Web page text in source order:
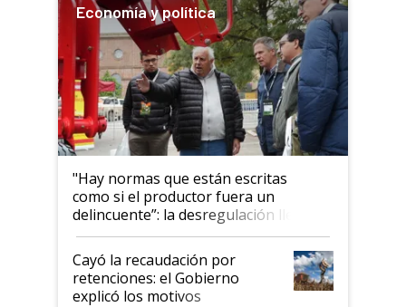
Economía y política
"Hay normas que están escritas
como si el productor fuera un
delincuente”: la desregulación llegó
al Congreso Aapresid y hasta se
habló del financiamiento al IPCVA
Cayó la recaudación por
retenciones: el Gobierno
explicó los motivos